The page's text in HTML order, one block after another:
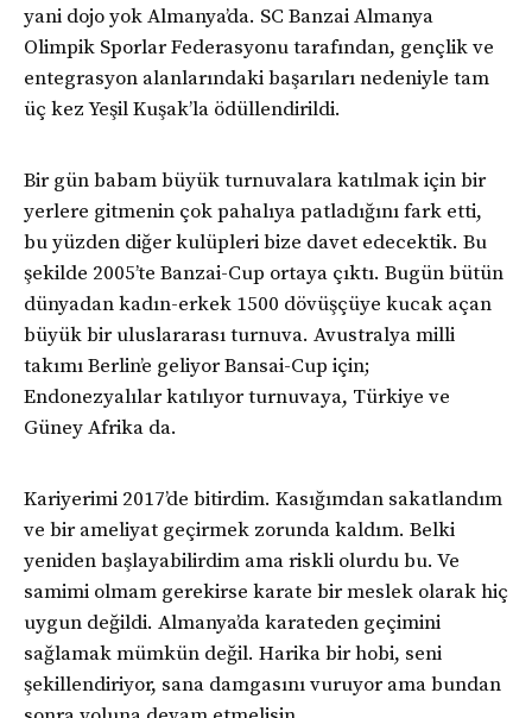
yani dojo yok Almanya’da. SC Banzai Almanya
Olimpik Sporlar Federasyonu tarafından, gençlik ve
entegrasyon alanlarındaki başarıları nedeniyle tam
üç kez Yeşil Kuşak’la ödüllendirildi.
Bir gün babam büyük turnuvalara katılmak için bir
yerlere gitmenin çok pahalıya patladığını fark etti,
bu yüzden diğer kulüpleri bize davet edecektik. Bu
şekilde 2005’te Banzai-Cup ortaya çıktı. Bugün bütün
dünyadan kadın-erkek 1500 dövüşçüye kucak açan
büyük bir uluslararası turnuva. Avustralya milli
takımı Berlin’e geliyor Bansai-Cup için;
Endonezyalılar katılıyor turnuvaya, Türkiye ve
Güney Afrika da.
Kariyerimi 2017’de bitirdim. Kasığımdan sakatlandım
ve bir ameliyat geçirmek zorunda kaldım. Belki
yeniden başlayabilirdim ama riskli olurdu bu. Ve
samimi olmam gerekirse karate bir meslek olarak hiç
uygun değildi. Almanya’da karateden geçimini
sağlamak mümkün değil. Harika bir hobi, seni
şekillendiriyor, sana damgasını vuruyor ama bundan